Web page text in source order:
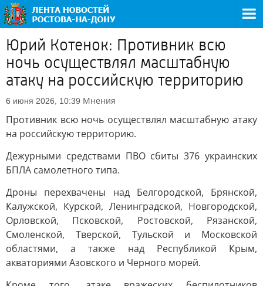
Юрий Котенок: Противник всю
ночь осуществлял масштабную
атаку на российскую территорию
6 июня 2026, 10:39 Мнения
Противник всю ночь осуществлял масштабную атаку
на российскую территорию.
Дежурными средствами ПВО сбиты 376 украинских
БПЛА самолетного типа.
Дроны перехвачены над Белгородской, Брянской,
Калужской, Курской, Ленинградской, Новгородской,
Орловской, Псковской, Ростовской, Рязанской,
Смоленской, Тверской, Тульской и Московской
областями, а также над Республикой Крым,
акваториями Азовского и Черного морей.